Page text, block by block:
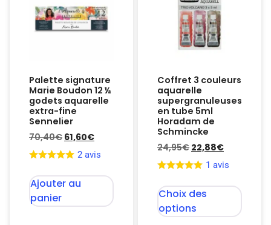
Palette signature
Marie Boudon 12 ½
godets aquarelle
extra-fine
Sennelier
70,40€ 61,60€
2 avis
Ajouter au
panier
Coffret 3 couleurs
aquarelle
supergranuleuses
en tube 5ml
Horadam de
Schmincke
24,95€ 22,88€
1 avis
Choix des
options